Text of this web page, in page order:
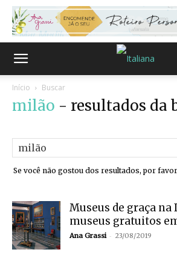
Início Buscar
milão - resultados da
Se você não gostou dos resultados, por
Museus de graça na
museus gratuitos
Ana Grassi - 23/08/2019